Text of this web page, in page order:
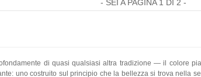
- SEI A PAGINA 1 DI 2 -
di quasi qualsiasi altra tradizione — il colore
uno costruito sul principio che la bellezza si trova nella